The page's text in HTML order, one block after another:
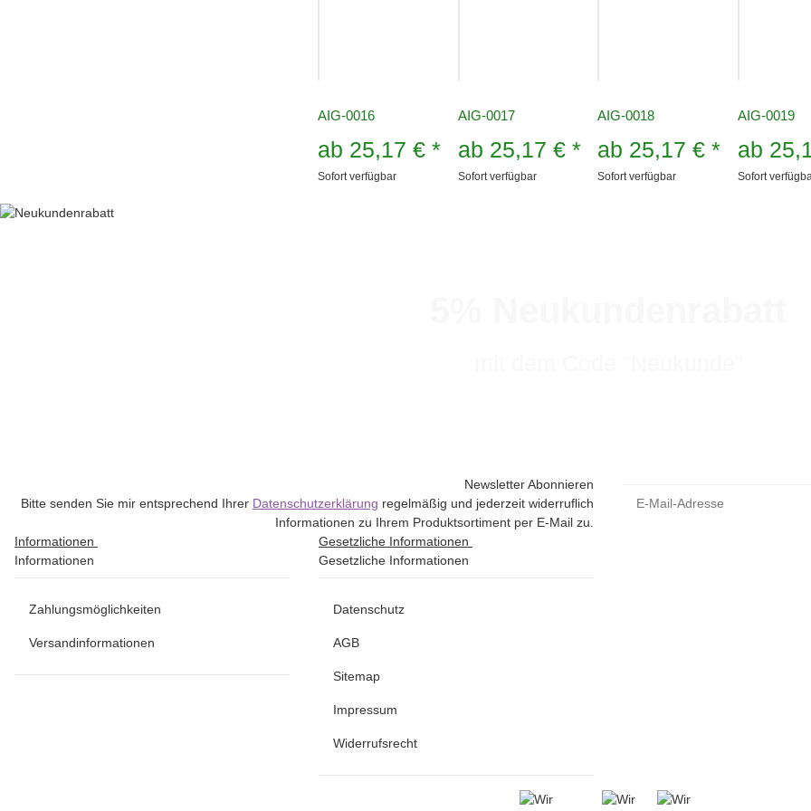
AIG-0016
ab 25,17 € *
Sofort verfügbar
AIG-0017
ab 25,17 € *
Sofort verfügbar
AIG-0018
ab 25,17 €*
Sofort verfügbar
AIG-0019
ab
Sofort
Newsletter Abonnieren
Bitte senden Sie mir entsprechend Ihrer Datenschutzerklärung regelmäßig und jederzeit widerruflich
Informationen zu Ihrem Produktsortiment per E-Mail zu.
Informationen
Informationen
Zahlungsmöglichkeiten
Versandinformationen
Gesetzliche Informationen
Gesetzliche Informationen
Datenschutz
AGB
Sitemap
Impressum
Widerrufsrecht